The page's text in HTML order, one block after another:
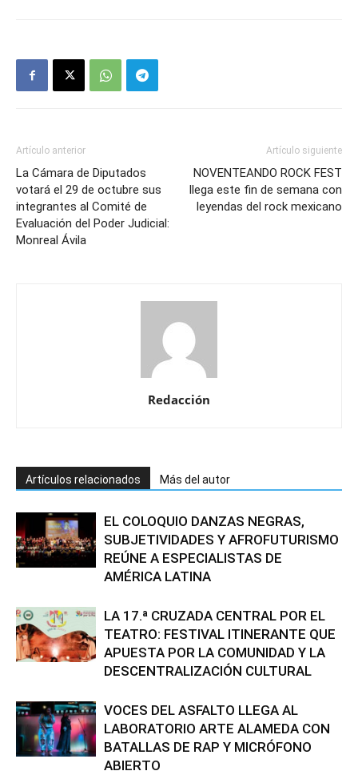
Artículo anterior
La Cámara de Diputados
votará el 29 de octubre sus
integrantes al Comité de
Evaluación del Poder Judicial:
Monreal Ávila
Artículo siguiente
NOVENTEANDO ROCK FEST
llega este fin de semana con
leyendas del rock mexicano
Redacción
Artículos relacionados Más del autor
EL COLOQUIO DANZAS NEGRAS,
SUBJETIVIDADES Y AFROFUTURISMO
REÚNE A ESPECIALISTAS DE
AMÉRICA LATINA
LA 17.ª CRUZADA CENTRAL POR EL
TEATRO: FESTIVAL ITINERANTE QUE
APUESTA POR LA COMUNIDAD Y LA
DESCENTRALIZACIÓN CULTURAL
VOCES DEL ASFALTO LLEGA AL
LABORATORIO ARTE ALAMEDA CON
BATALLAS DE RAP Y MICRÓFONO
ABIERTO